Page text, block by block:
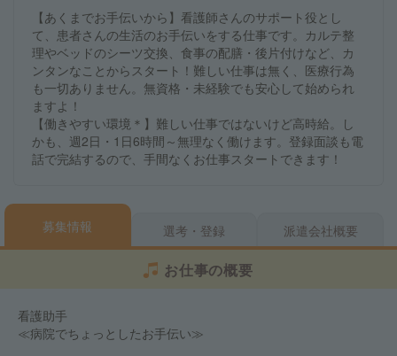
【あくまでお手伝いから】看護師さんのサポート役とし
て、患者さんの生活のお手伝いをする仕事です。カルテ整
理やベッドのシーツ交換、食事の配膳・後片付けなど、カ
ンタンなことからスタート！難しい仕事は無く、医療行為
も一切ありません。無資格・未経験でも安心して始められ
ますよ！
【働きやすい環境＊】難しい仕事ではないけど高時給。し
かも、週2日・1日6時間～無理なく働けます。登録面談も電
話で完結するので、手間なくお仕事スタートできます！
募集情報 選考・登録 派遣会社概要
お仕事の概要
看護助手
≪病院でちょっとしたお手伝い≫